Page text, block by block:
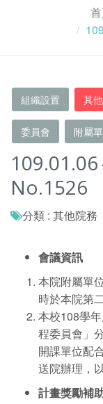
組織設置 其
委員會 附屬
No.1526
分類 : 其他院務
會議資訊
本院附屬單
時於本院第
本校108學
程委員會」
開課單位配
送院辦理，
計畫獎勵補